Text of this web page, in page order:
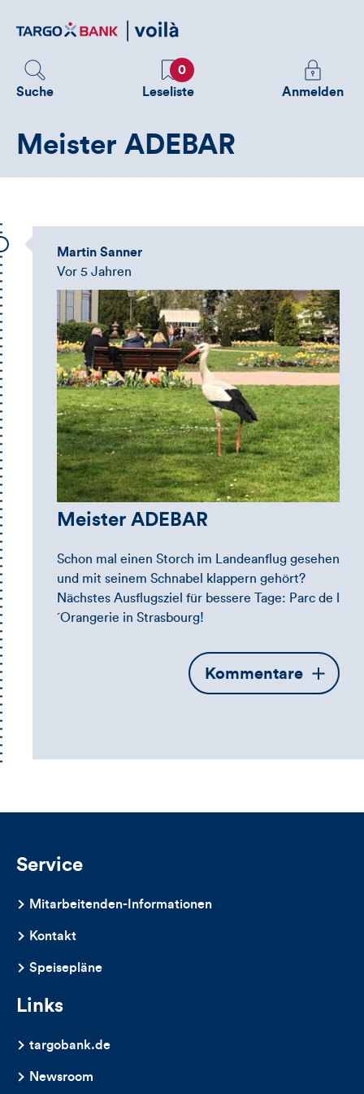
zum
Suche
Favoriten
0
Leseliste
Melden
Sie
Anmelden
Meister ADEBAR
Martin Sanner
Vor 5 Jahren
Meister ADEBAR
Schon mal einen Storch im Landeanflug gesehen
und mit seinem Schnabel klappern gehört?
Nächstes Ausflugsziel für bessere Tage: Parc de l
´Orangerie in Strasbourg!
Öffnet
die
Kommentare
Service
Mitarbeitenden-Informationen
Kontakt
Speisepläne
Links
targobank.de
Newsroom